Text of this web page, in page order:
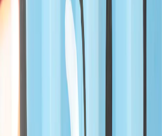
Enter
کد کشور و صفر اول وارد کنید